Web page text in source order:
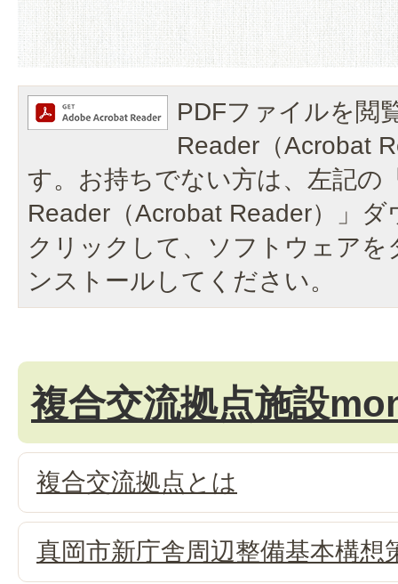
PDFファイルを閲
Reader（Acrobat
す。お持ちでない方は、左記の
Reader（Acrobat Reader）」
クリックして、ソフトウェア
ンストールしてください。
複合交流拠点施設
複合交流拠点とは
真岡市新庁舎周辺整備基本構想